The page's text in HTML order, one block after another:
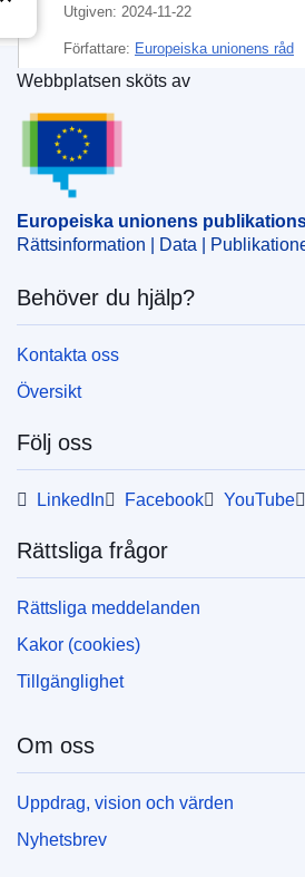
Utgiven: 2024-11-22
Författare: Europeiska unionens råd
IMMC : ST 15878 2024 ADD 1
Europeiska unionens
Webbplatsen sköts av
Europeiska unionens
Rättsinformation | Data |
Behöver du hjälp?
Kontakta oss
Översikt
Följ oss
LinkedIn Facebook YouTube
Rättsliga frågor
Rättsliga meddelanden
Kakor (cookies)
Tillgänglighet
Om oss
Uppdrag, vision och värden
Nyhetsbrev